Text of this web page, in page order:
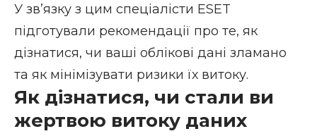
У зв’язку з цим спеціалісти ESET
підготували рекомендації про те, як
дізнатися, чи ваші облікові дані зламано
та як мінімізувати ризики їх витоку.
Як дізнатися, чи стали ви
жертвою витоку даних